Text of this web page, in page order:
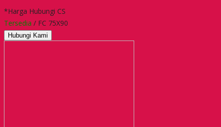
*Harga Hubungi CS
Tersedia / FC 75X90
Hubungi Kami